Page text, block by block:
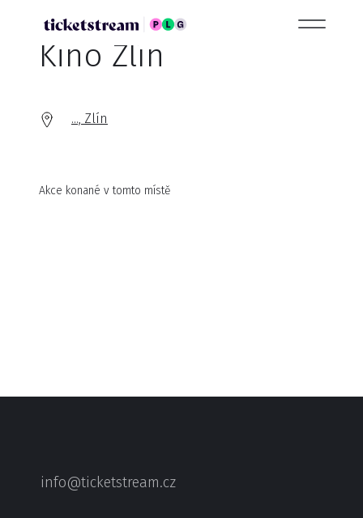
Kino Zlín
..., Zlín
Akce konané v tomto místě
info@ticketstream.cz